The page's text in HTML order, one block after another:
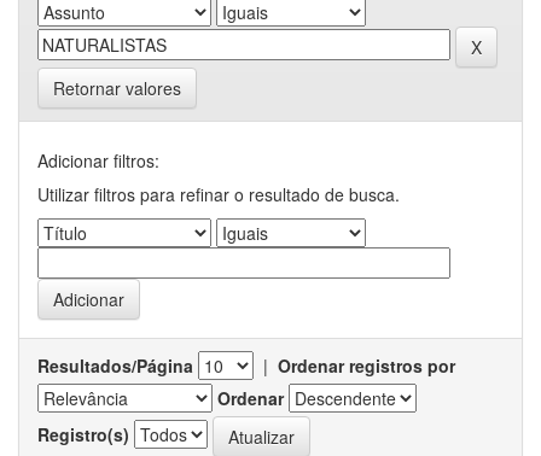
Retornar valores
Adicionar filtros:
Utilizar filtros para refinar o resultado de busca.
Resultados/Página | Ordenar registros por
Ordenar
Registro(s)